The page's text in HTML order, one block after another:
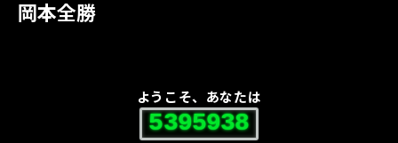
岡本全勝
ようこそ、あなたは
5395938